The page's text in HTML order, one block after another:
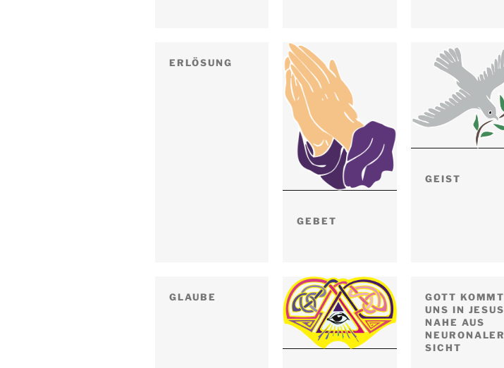
ERLÖSUNG
GEBET
GEIST
GLAUBE
GOTT KOMMT
UNS IN JESUS
NAHE AUS
NEURONALER
SICHT